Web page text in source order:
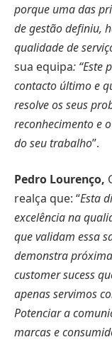
porque uma das
de gestão definiu,
qualidade de
sua equipa: “Este
contacto último e
resolve os seus
reconhecimento e
do seu trabalho”.
Pedro Lourenço,
realça que: “Esta
excelência na
que validam essa
demonstra
customer sucess
apenas servimos
Potenciar a
marcas e